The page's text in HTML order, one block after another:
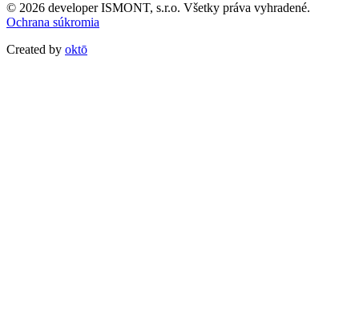
© 2026 developer ISMONT, s.r.o. Všetky práva vyhradené.
Ochrana súkromia
Created by oktō